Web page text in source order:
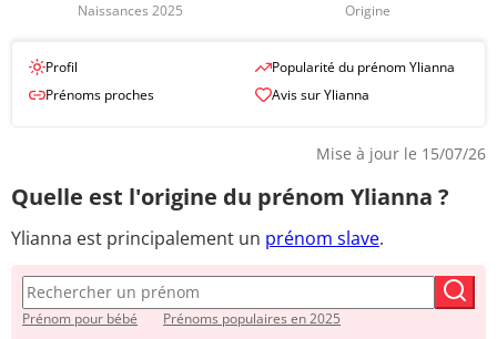
Naissances 2025 Origine
Profil
Prénoms proches
Popularité du prénom Ylianna
Avis sur Ylianna
Mise à jour le 15/07/26
Quelle est l'origine du prénom Ylianna ?
Ylianna est principalement un prénom slave.
Prénom pour bébé
Prénoms populaires en 2025